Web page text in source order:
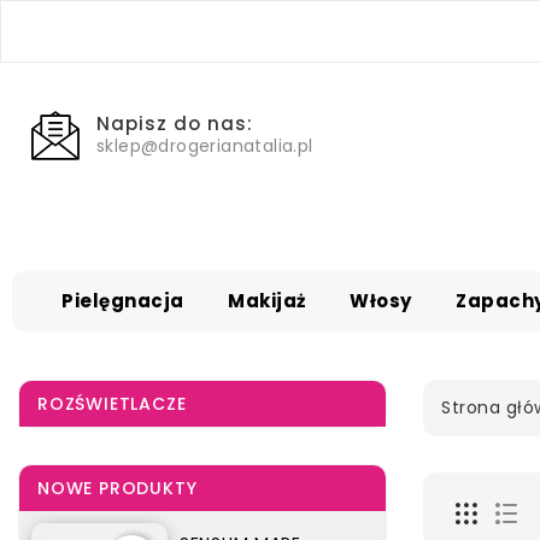
Napisz do nas:
sklep@drogerianatalia.pl
Pielęgnacja Makijaż Włosy
ROZŚWIETLACZE
NOWE PRODUKTY
Strona